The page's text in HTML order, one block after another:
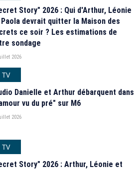
Story" 2026 : Qui d'Arthur, Léonie
Paola devrait quitter la Maison des
ce soir ? Les estimations de
sondage
2026
TV
Danielle et Arthur débarquent dans
vu du pré" sur M6
2026
TV
Story" 2026 : Arthur, Léonie et